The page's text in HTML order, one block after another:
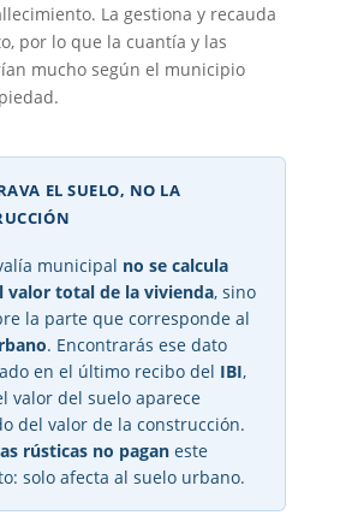
La gestiona y recauda
por lo que la cuantía y las
mucho según el municipio
EL SUELO, NO LA
municipal no se calcula
valor total de la vivienda, sino
la parte que corresponde al
. Encontrarás ese dato
en el último recibo del IBI,
valor del suelo aparece
del valor de la construcción.
rústicas no paganeste
solo afecta al suelo urbano.